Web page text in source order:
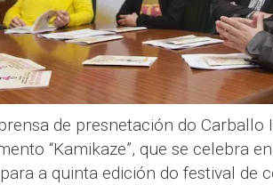
de presnetación do Carballo
“Kamikaze”, que se celebra
a quinta edición do festival de